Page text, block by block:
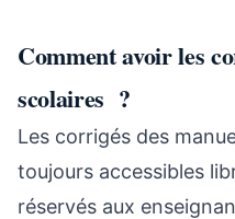
Comment avoir les
scolaires ?
Les corrigés des
toujours accessibles
réservés aux